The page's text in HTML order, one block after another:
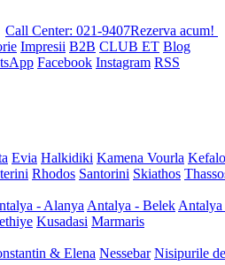
Call Center: 021-9407Rezerva acum!
Impresii B2B CLUB ET Blog
Facebook Instagram RSS
Evia Halkidiki Kamena Vourla
Rhodos Santorini Skiathos
- Alanya Antalya - Belek
Kusadasi Marmaris
& Elena Nessebar Nisipurile